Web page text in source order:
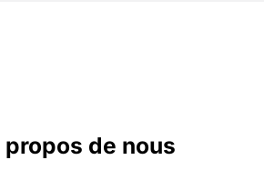
propos de nous